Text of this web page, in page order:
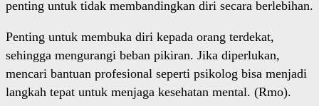
penting untuk tidak membandingkan diri secara berlebihan.
Penting untuk membuka diri kepada orang terdekat,
sehingga mengurangi beban pikiran. Jika diperlukan,
mencari bantuan profesional seperti psikolog bisa menjadi
langkah tepat untuk menjaga kesehatan mental. (Rmo).